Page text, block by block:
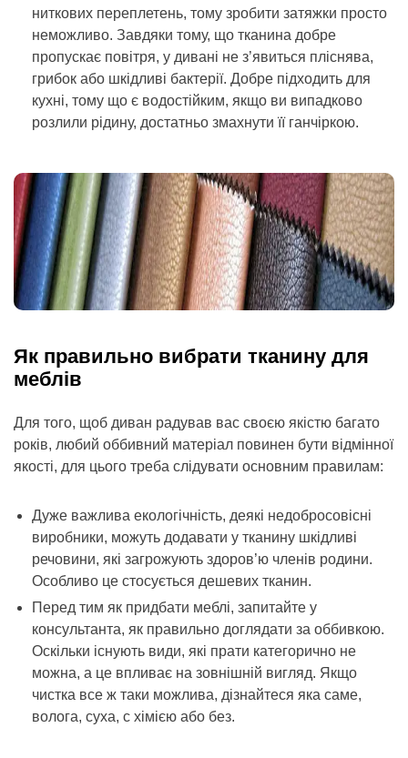
ниткових переплетень, тому зробити затяжки просто
неможливо. Завдяки тому, що тканина добре
пропускає повітря, у дивані не з’явиться пліснява,
грибок або шкідливі бактерії. Добре підходить для
кухні, тому що є водостійким, якщо ви випадково
розлили рідину, достатньо змахнути її ганчіркою.
Як правильно вибрати тканину для
меблів
Для того, щоб диван радував вас своєю якістю багато
років, любий оббивний матеріал повинен бути відмінної
якості, для цього треба слідувати основним правилам:
Дуже важлива екологічність, деякі недобросовісні
виробники, можуть додавати у тканину шкідливі
речовини, які загрожують здоров’ю членів родини.
Особливо це стосується дешевих тканин.
Перед тим як придбати меблі, запитайте у
консультанта, як правильно доглядати за оббивкою.
Оскільки існують види, які прати категорично не
можна, а це впливає на зовнішній вигляд. Якщо
чистка все ж таки можлива, дізнайтеся яка саме,
волога, суха, с хімією або без.